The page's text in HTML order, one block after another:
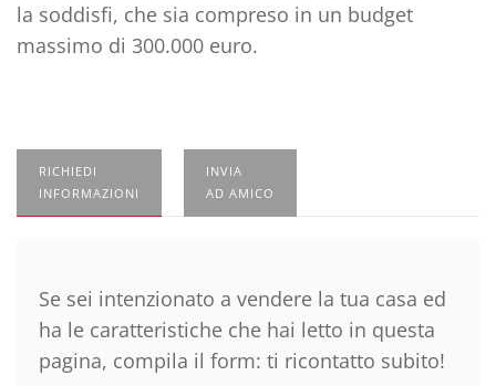
la soddisfi, che sia compreso in un budget
massimo di 300.000 euro.
RICHIEDI
INFORMAZIONI
INVIA
AD AMICO
Se sei intenzionato a vendere la tua casa ed
ha le caratteristiche che hai letto in questa
pagina, compila il form: ti ricontatto subito!